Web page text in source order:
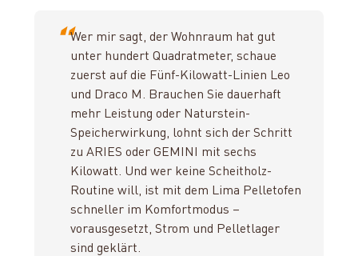
“Wer mir sagt, der Wohnraum hat gut
unter hundert Quadratmeter, schaue
zuerst auf die Fünf-Kilowatt-Linien Leo
und Draco M. Brauchen Sie dauerhaft
mehr Leistung oder Naturstein-
Speicherwirkung, lohnt sich der Schritt
zu ARIES oder GEMINI mit sechs
Kilowatt. Und wer keine Scheitholz-
Routine will, ist mit dem Lima Pelletofen
schneller im Komfortmodus –
vorausgesetzt, Strom und Pelletlager
sind geklärt.